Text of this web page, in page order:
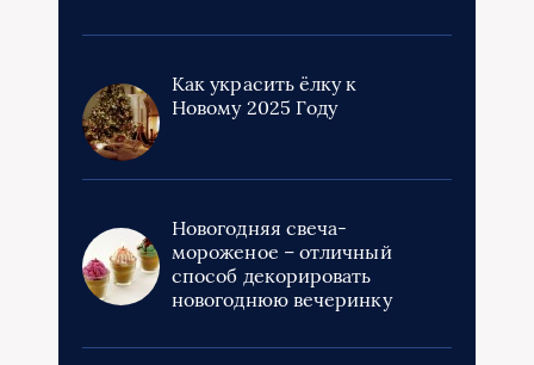
Как украсить ёлку к
Новому 2025 Году
Новогодняя свеча-
мороженое – отличный
способ декорировать
новогоднюю вечеринку